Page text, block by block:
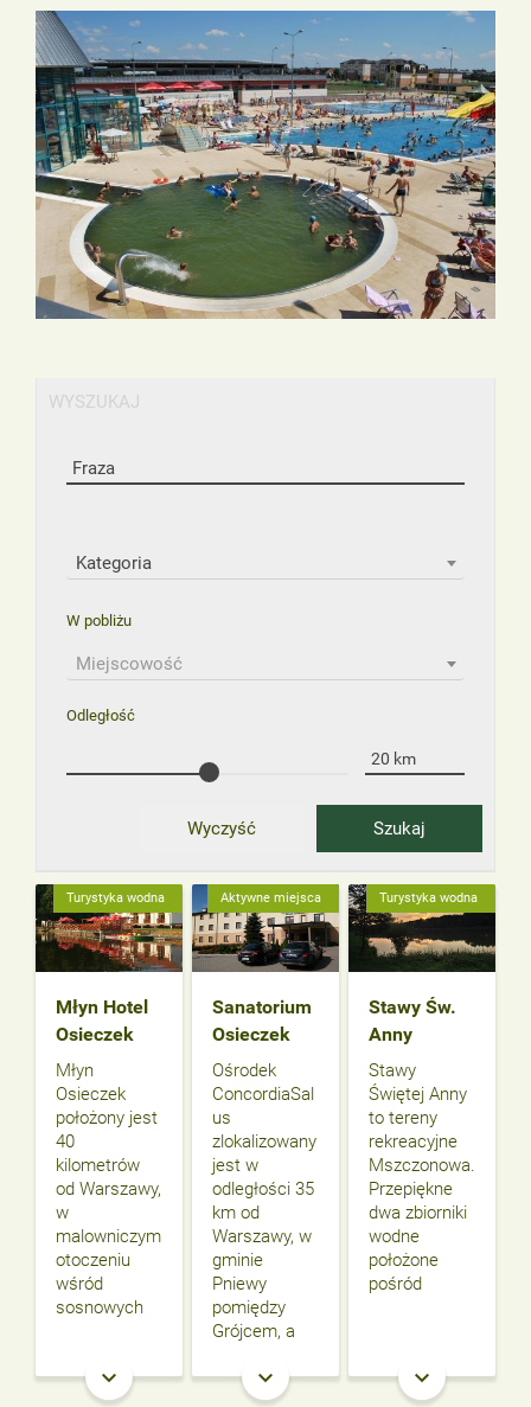
WYSZUKAJ
Kategoria
W pobliżu
Miejscowość
Odległość
Turystyka wodna
Młyn Hotel
Osieczek
Młyn
Osieczek
położony jest
40
kilometrów
od Warszawy,
w
malowniczym
otoczeniu
wśród
sosnowych
keyboard_arrow_down
Aktywne miejsca
Sanatorium
Osieczek
Ośrodek
ConcordiaSal
us
zlokalizowany
jest w
odległości 35
km od
Warszawy, w
gminie
Pniewy
pomiędzy
Grójcem, a
keyboard_arrow_down
Turystyka wodna
Stawy Św.
Anny
Stawy
Świętej Anny
to tereny
rekreacyjne
Mszczonowa.
Przepiękne
dwa zbiorniki
wodne
położone
pośród
keyboard_arrow_down